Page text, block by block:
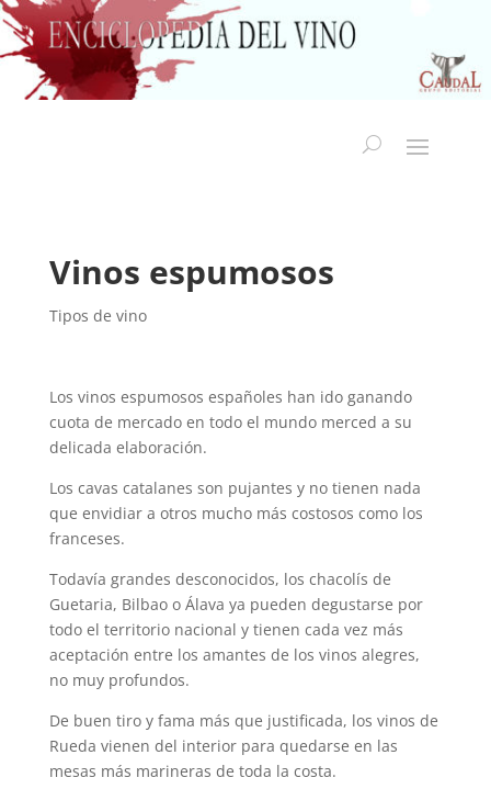
Vinos espumosos
Tipos de vino
Los vinos espumosos españoles han ido ganando
cuota de mercado en todo el mundo merced a su
delicada elaboración.
Los cavas catalanes son pujantes y no tienen nada
que envidiar a otros mucho más costosos como los
franceses.
Todavía grandes desconocidos, los chacolís de
Guetaria, Bilbao o Álava ya pueden degustarse por
todo el territorio nacional y tienen cada vez más
aceptación entre los amantes de los vinos alegres,
no muy profundos.
De buen tiro y fama más que justificada, los vinos de
Rueda vienen del interior para quedarse en las
mesas más marineras de toda la costa.